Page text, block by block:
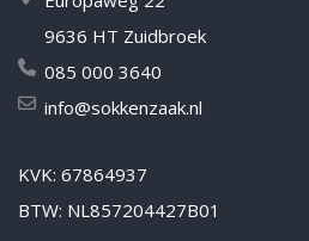
9636 HT Zuidbroek
085 000 3640
info@sokkenzaak.nl
KVK: 67864937
BTW: NL857204427B01